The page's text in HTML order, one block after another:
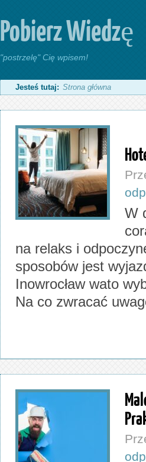
Pobierz Wiedzę
"postrzelę" Cię wpisem!
Jesteś tutaj: Strona główna
W
na relaks i
sposobów jest
Inowrocław wato
Na co zwracać